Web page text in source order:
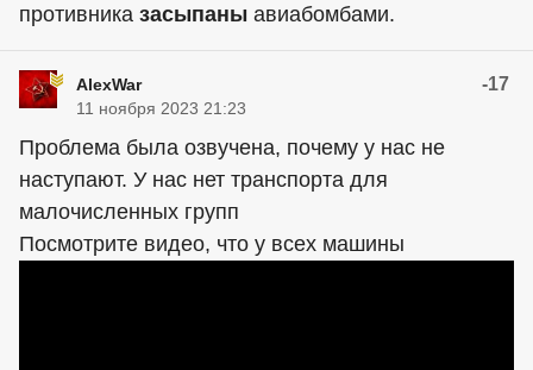
противника засыпаны авиабомбами.
AlexWar -17
11 ноября 2023 21:23
Проблема была озвучена, почему у нас не
наступают. У нас нет транспорта для
малочисленных групп
Посмотрите видео, что у всех машины